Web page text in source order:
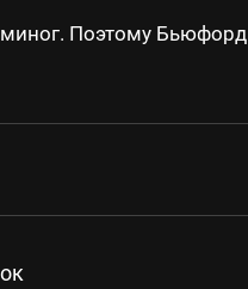
Поэтому